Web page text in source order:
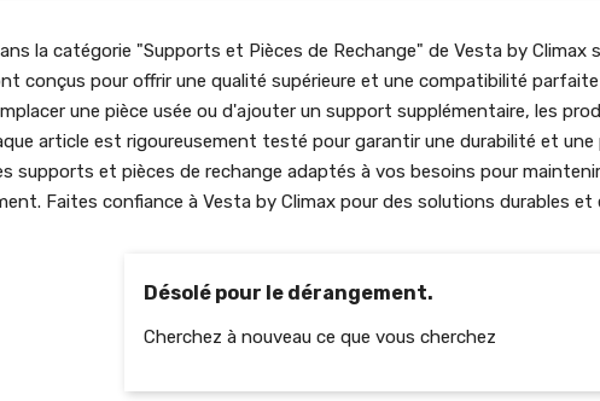
la catégorie "Supports et Pièces de Rechange" de Vesta by Climax
conçus pour offrir une qualité supérieure et une compatibilité
une pièce usée ou d'ajouter un support supplémentaire, les
article est rigoureusement testé pour garantir une durabilité et
supports et pièces de rechange adaptés à vos besoins pour
Faites confiance à Vesta by Climax pour des solutions durables et
Désolé pour le dérangement.
Cherchez à nouveau ce que vous cherchez